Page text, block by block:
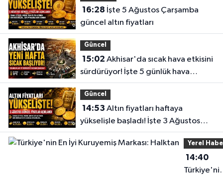
16:28
güncel altın fiyatları
Güncel
15:02
sürdürüyor! İşte 5 günlük hava
durumu
Güncel
14:53
yükselişle başladı! İşte 3 Ağustos
güncel fiyatlar
Yerel
14:40